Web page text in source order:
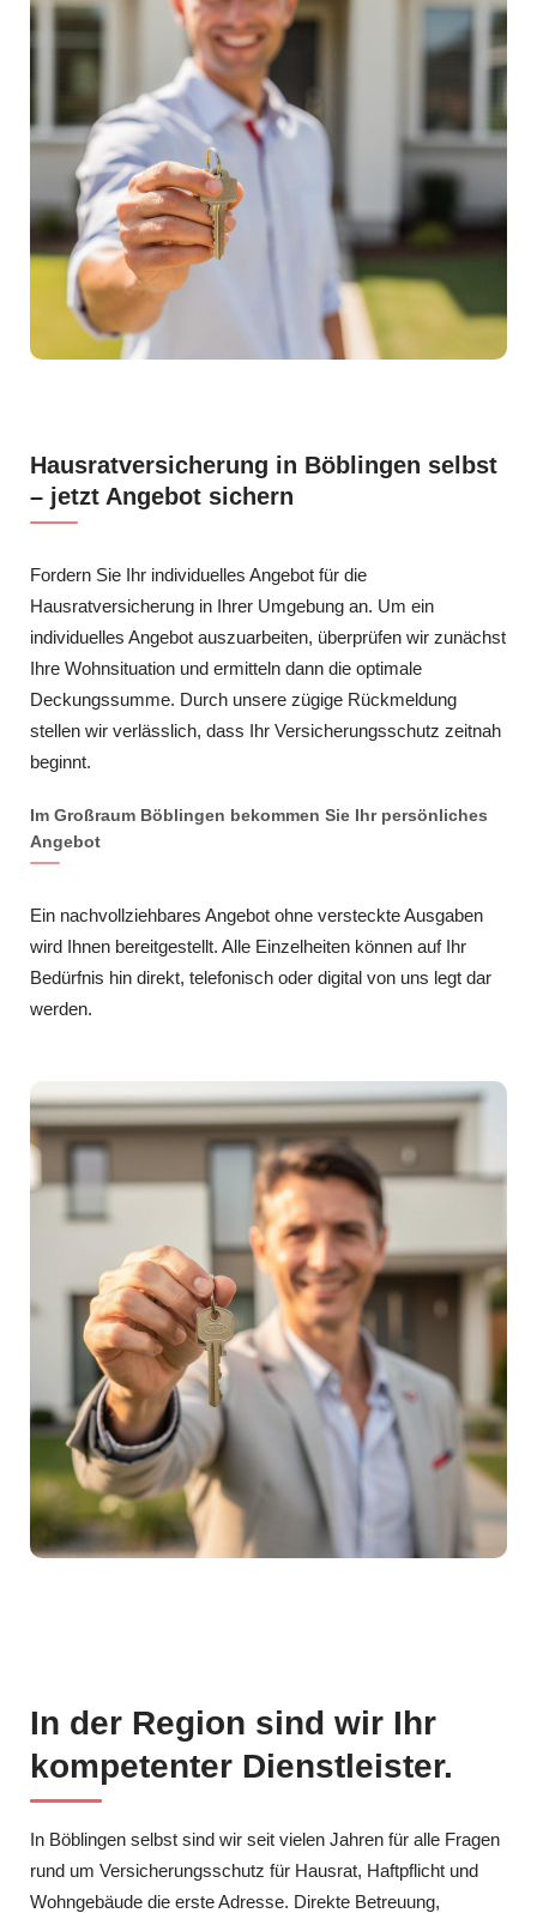
Hausratversicherung in Böblingen selbst
– jetzt Angebot sichern
Fordern Sie Ihr individuelles Angebot für die
Hausratversicherung in Ihrer Umgebung an. Um ein
individuelles Angebot auszuarbeiten, überprüfen wir zunächst
Ihre Wohnsituation und ermitteln dann die optimale
Deckungssumme. Durch unsere zügige Rückmeldung
stellen wir verlässlich, dass Ihr Versicherungsschutz zeitnah
beginnt.
Im Großraum Böblingen bekommen Sie Ihr persönliches
Angebot
Ein nachvollziehbares Angebot ohne versteckte Ausgaben
wird Ihnen bereitgestellt. Alle Einzelheiten können auf Ihr
Bedürfnis hin direkt, telefonisch oder digital von uns legt dar
werden.
In der Region sind wir Ihr
kompetenter Dienstleister.
In Böblingen selbst sind wir seit vielen Jahren für alle Fragen
rund um Versicherungsschutz für Hausrat, Haftpflicht und
Wohngebäude die erste Adresse. Direkte Betreuung,